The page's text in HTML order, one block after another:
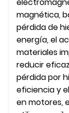
magnética,
pérdida de
energía, el
materiales
reducir
pérdida por
eficiencia y
en motores,